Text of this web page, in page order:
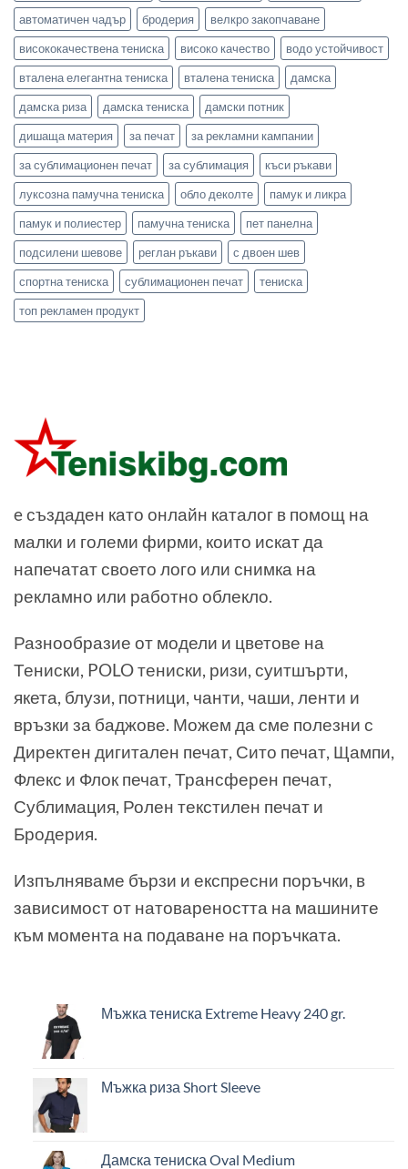
автоматичен чадър
бродерия
велкро закопчаване
висококачествена тениска
високо качество
водо устойчивост
вталена елегантна тениска
вталена тениска
дамска
дамска риза
дамска тениска
дамски потник
дишаща материя
за печат
за рекламни кампании
за сублимационен печат
за сублимация
къси ръкави
луксозна памучна тениска
обло деколте
памук и ликра
памук и полиестер
памучна тениска
пет панелна
подсилени шевове
реглан ръкави
с двоен шев
спортна тениска
сублимационен печат
тениска
топ рекламен продукт
e създаден като онлайн каталог в помощ на
малки и големи фирми, които искат да
напечатат своето лого или снимка на
рекламно или работно облекло.
Разнообразие от модели и цветове на
Тениски, POLO тениски, ризи, суитшърти,
якета, блузи, потници, чанти, чаши, ленти и
връзки за баджове. Можем да сме полезни с
Директен дигитален печат, Сито печат, Щампи,
Флекс и Флок печат, Трансферен печат,
Сублимация, Ролен текстилен печат и
Бродерия.
Изпълняваме бързи и експресни поръчки, в
зависимост от натовареността на машините
към момента на подаване на поръчката.
Мъжка тениска Extreme Heavy 240 gr.
Мъжка риза Short Sleeve
Дамска тениска Oval Medium